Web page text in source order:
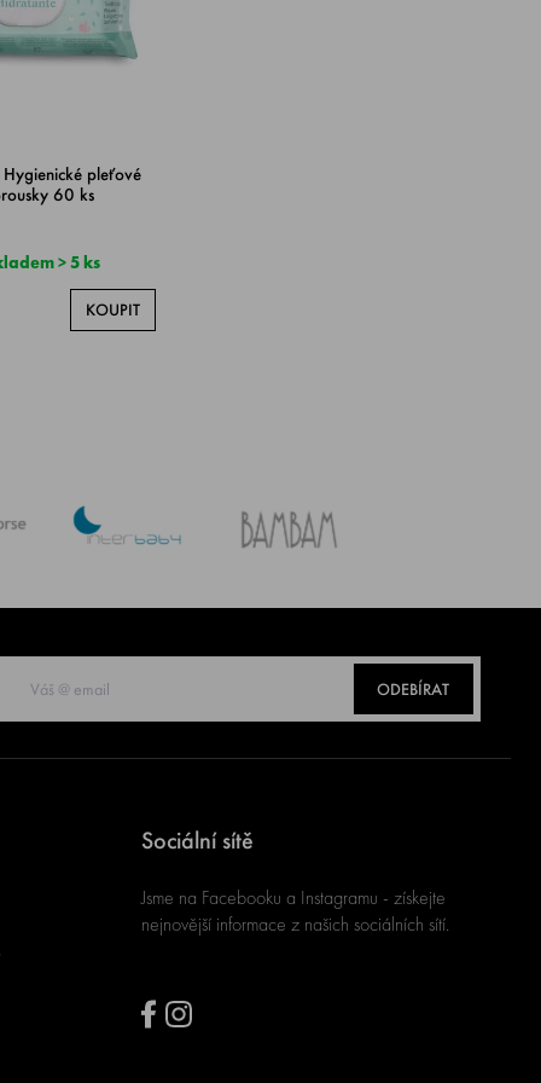
pleťové
60 ks
> 5 ks
KOUPIT
ODEBÍRAT
Sociální sítě
Jsme na Facebooku a Instagramu - získejte
nejnovější informace z našich sociálních sítí.